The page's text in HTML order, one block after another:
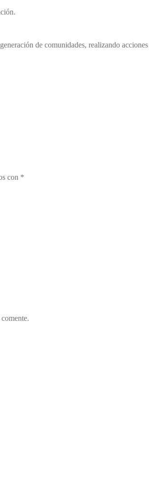
de comunidades, realizando
con *